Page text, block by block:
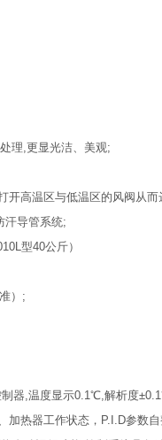
理,更显光洁、美观;
高温区与低温区的风阀从
汗导管系统;
型40公斤）
）;
制器,温度显示0.1℃,解析度
热器工作状态，P.I.D参数自